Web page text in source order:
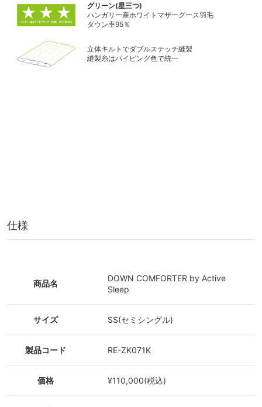
グリーン(星三つ)
ハンガリー産ホワイトマザーグース羽毛
ダウン率95％
立体キルトでダブルステッチ縫製
縫製糸はパイピング色で統一
仕様
商品名
DOWN COMFORTER by Active
Sleep
サイズ SS(セミシングル)
製品コード RE-ZK071K
価格 ¥110,000(税込)